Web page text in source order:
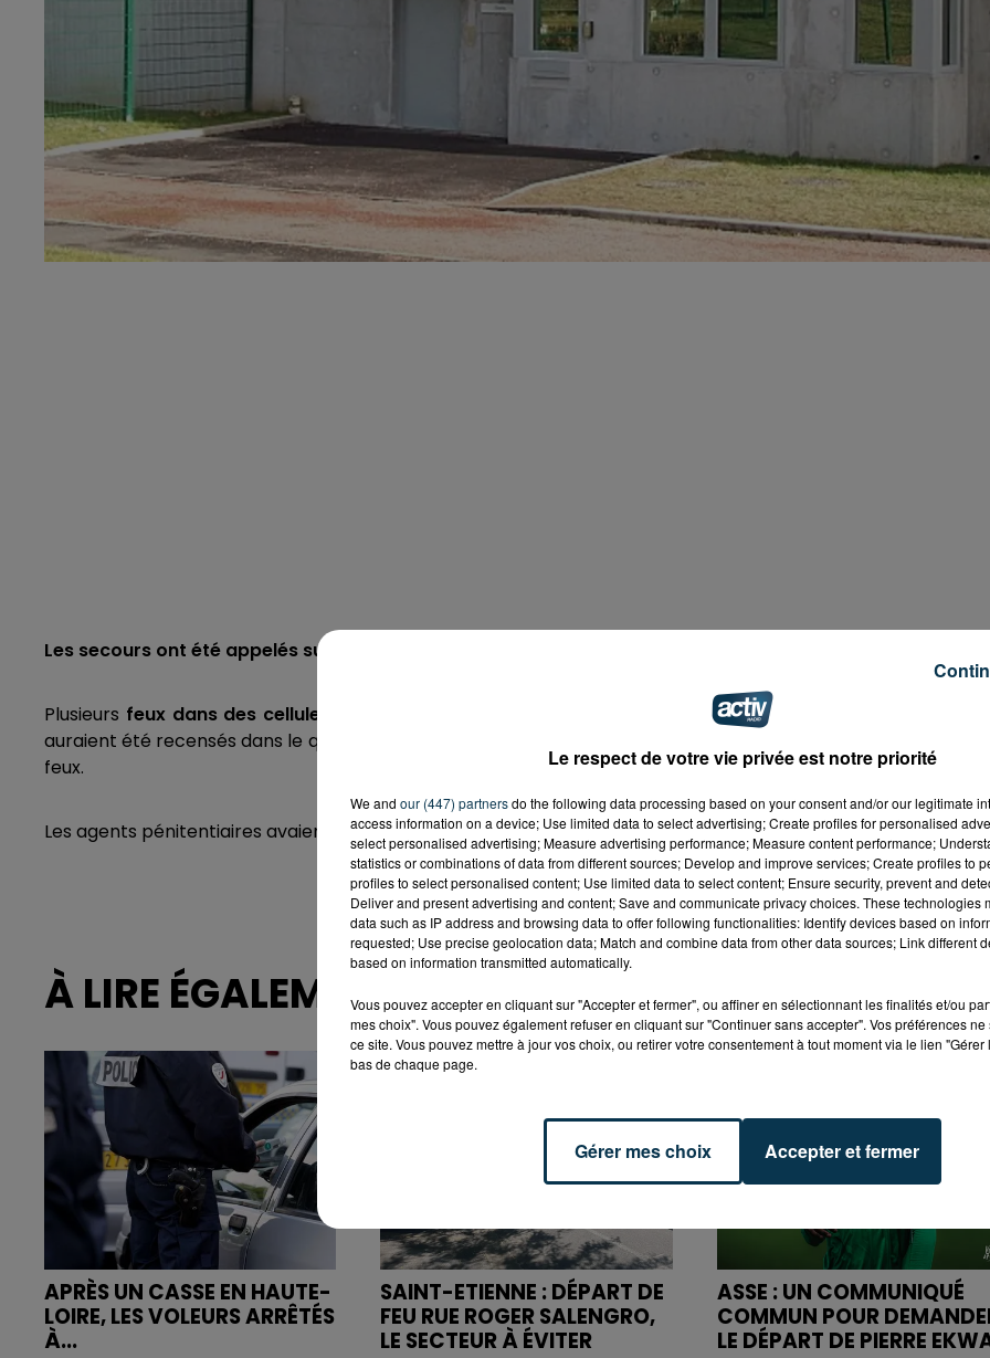
Les secours ont été appelés sur place vers 23h.
Plusieurs feux dans des cellules centre de détention de Roannece mardi soir vers 23h. 4
auraient été recensés dans le quartier disciplinaire. On ignore encore les circonstances précises de départ
feux.
Les agents pénitentiaires avaient éteint le feu avant l'arrivée des secours.
À LIRE ÉGALEMENT
APRÈS UN CASSE EN HAUTE-
LOIRE, LES VOLEURS ARRÊTÉS
À...
SAINT-ETIENNE : DÉPART DE
FEU RUE ROGER SALENGRO,
LE SECTEUR À ÉVITER
ASSE : UN COMMUNIQUÉ
COMMUN POUR
LE DÉPART DE PIERRE
Le respect de votre vie privée est notre priorité
We and our (447) partnersdo the following data processing based on your consent and/or our legitimate
access information on a device; Use limited data to select advertising; Create profiles for personalised
select personalised advertising; Measure advertising performance; Measure content performance;
statistics or combinations of data from different sources; Develop and improve services; Create profiles to
profiles to select personalised content; Use limited data to select content; Ensure security, prevent and
Deliver and present advertising and content; Save and communicate privacy choices. These technologies
data such as IP address and browsing data to offer following functionalities: Identify devices based on
requested; Use precise geolocation data; Match and combine data from other data sources; Link different
based on information transmitted automatically.
Vous pouvez accepter en cliquant sur "Accepter et fermer", ou affiner en sélectionnant les finalités et/ou
mes choix". Vous pouvez également refuser en cliquant sur "Continuer sans accepter". Vos préférences
ce site. Vous pouvez mettre à jour vos choix, ou retirer votre consentement à tout moment via le lien
bas de chaque page.
Gérer mes choix Accepter et fermer